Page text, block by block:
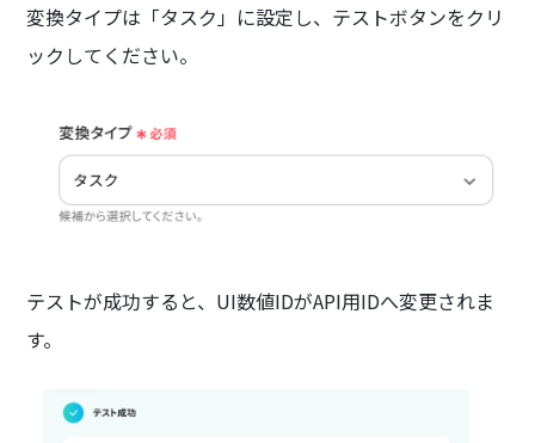
変換タイプは「タスク」に設定し、テストボタンをクリ
ックしてください。
テストが成功すると、UI数値IDがAPI用IDへ変更されま
す。